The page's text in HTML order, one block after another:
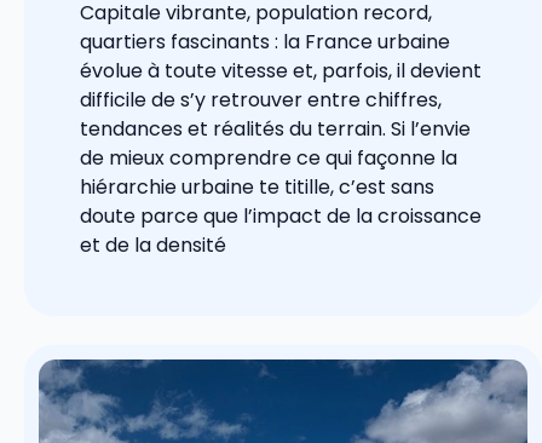
Capitale vibrante, population record,
quartiers fascinants : la France urbaine
évolue à toute vitesse et, parfois, il devient
difficile de s’y retrouver entre chiffres,
tendances et réalités du terrain. Si l’envie
de mieux comprendre ce qui façonne la
hiérarchie urbaine te titille, c’est sans
doute parce que l’impact de la croissance
et de la densité